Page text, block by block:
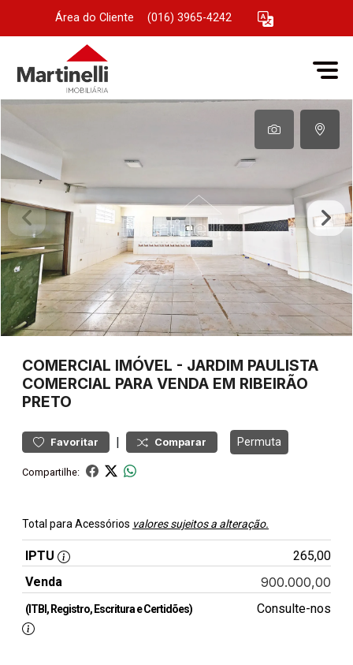
Área do Cliente (016) 3965-4242
COMERCIAL IMÓVEL - JARDIM PAULISTA
COMERCIAL PARA VENDA EM RIBEIRÃO
PRETO
Favoritar | Comparar Permuta
Compartilhe:
Total para Acessórios valores sujeitos a alteração.
IPTU
265,00
Venda
900.000,00
(ITBI, Registro, Escritura e Certidões) Consulte-nos